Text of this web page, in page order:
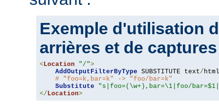
Exemple d'utilisation
arrières et de captures
< Location "/">
AddOutputFilterByType SUBSTITUTE text/ html
# "foo=k,bar=k" -> "foo/bar=k"
Substitute
"s|foo=(\w+),bar=\1|foo/
</ Location>